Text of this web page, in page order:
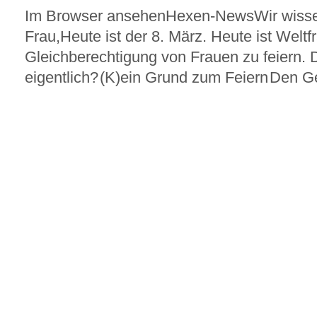
Im Browser ansehenHexen-NewsWir
Frau,Heute ist der 8. März. Heute ist
Gleichberechtigung von Frauen zu feiern.
eigentlich? (K)ein Grund zum Feiern Den